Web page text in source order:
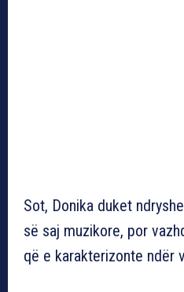
Sot, Donika duket
së saj muzikore, por
që e karakterizonte ndër